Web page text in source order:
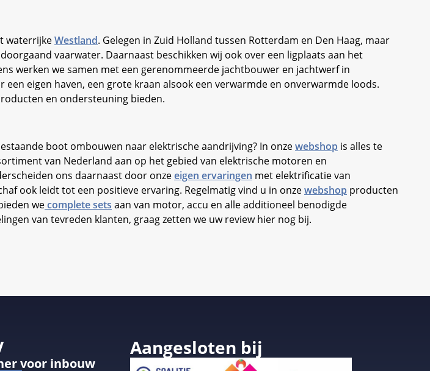
waterrijkeWestland. Gelegen in Zuid Holland tussen Rotterdam en Den Haag, maar
vaarwater. Daarnaast beschikken wij ook over een ligplaats aan het
werken we samen met een gerenommeerde jachtbouwer en jachtwerf in
eigen haven, een grote kraan alsook een verwarmde en onverwarmde loods.
en ondersteuning bieden.
boot ombouwen naar elektrische aandrijving? In onzewebshop is alles te
van Nederland aan op het gebied van elektrische motoren en
ons daarnaast door onzeeigen ervaringen met elektrificatie van
ook leidt tot een positieve ervaring. Regelmatig vind u in onzewebshop producten
wecomplete sets aan van motor, accu en alle additioneel benodigde
van tevreden klanten, graag zetten we uw review hier nog bij.
voor inbouw
Aangesloten bij